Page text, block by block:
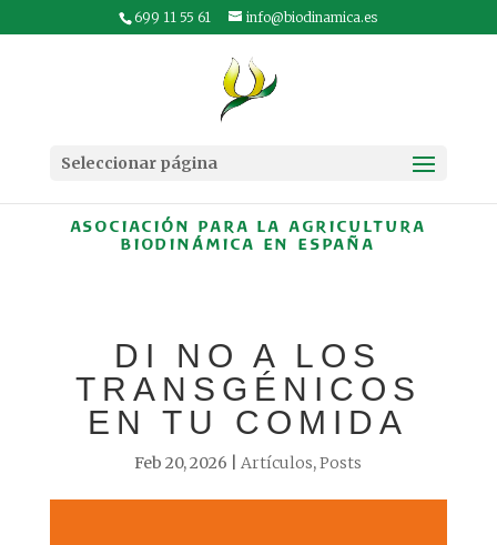
699 11 55 61 info@biodinamica.es
Seleccionar página
ASOCIACIÓN PARA LA AGRICULTURA
BIODINÁMICA EN ESPAÑA
DI NO A LOS
TRANSGÉNICOS
EN TU COMIDA
Feb 20, 2026 |Artículos,Posts